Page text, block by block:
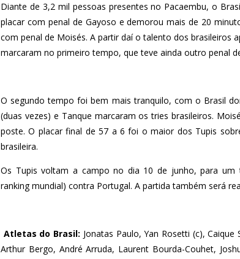
Diante de 3,2 mil pessoas presentes no Pacaembu, o
placar com penal de Gayoso e demorou mais de 20
com penal de Moisés. A partir daí o talento dos brasileiros
marcaram no primeiro tempo, que teve ainda outro penal
O segundo tempo foi bem mais tranquilo, com o Brasil
(duas vezes) e Tanque marcaram os tries brasileiros.
poste. O placar final de 57 a 6 foi o maior dos Tupis
brasileira.
Os Tupis voltam a campo no dia 10 de junho, para
ranking mundial) contra Portugal. A partida também será
Atletas do Brasil: Jonatas Paulo, Yan Rosetti (c),
Arthur Bergo, André Arruda, Laurent Bourda-Couhet,